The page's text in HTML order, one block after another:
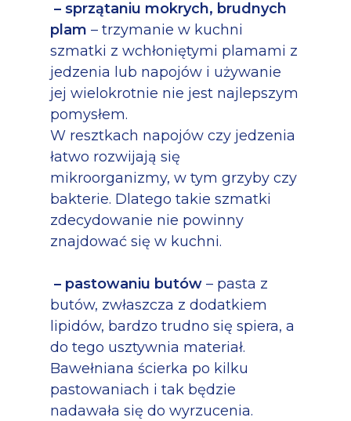
– sprzątaniu mokrych, brudnych
plam – trzymanie w kuchni
szmatki z wchłoniętymi plamami z
jedzenia lub napojów i używanie
jej wielokrotnie nie jest najlepszym
pomysłem.
W resztkach napojów czy jedzenia
łatwo rozwijają się
mikroorganizmy, w tym grzyby czy
bakterie. Dlatego takie szmatki
zdecydowanie nie powinny
znajdować się w kuchni.
– pastowaniu butów – pasta z
butów, zwłaszcza z dodatkiem
lipidów, bardzo trudno się spiera, a
do tego usztywnia materiał.
Bawełniana ścierka po kilku
pastowaniach i tak będzie
nadawała się do wyrzucenia.